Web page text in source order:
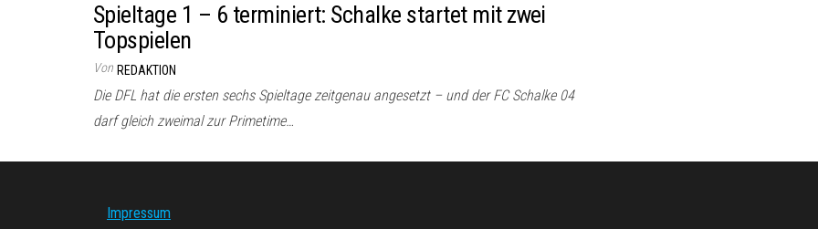
Spieltage 1 – 6 terminiert: Schalke startet mit zwei
Topspielen
Von REDAKTION
Die DFL hat die ersten sechs Spieltage zeitgenau angesetzt – und der FC Schalke 04
darf gleich zweimal zur Primetime…
Impressum